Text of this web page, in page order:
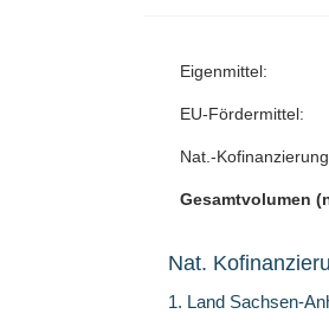
Eigenmittel:
EU-Fördermittel:
Nat.-
Gesamtvolumen
Nat.
1. Land Sachsen-